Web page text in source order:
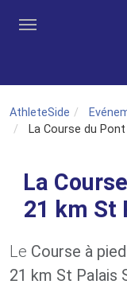
AthleteSide
La Course du
La
21 km St
Le Course à
21 km St Palais